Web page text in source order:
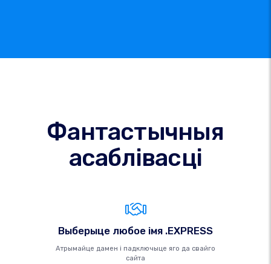
Фантастычныя
асаблівасці
Выберыце любое імя .EXPRESS
Атрымайце дамен і падключыце яго да свайго
сайта